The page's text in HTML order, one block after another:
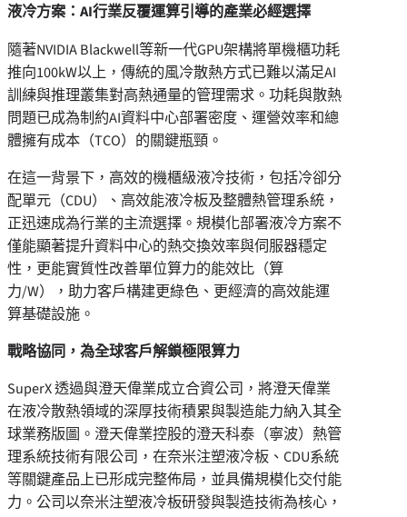
液冷方案： AI行業反覆運算引導的產業必經選擇
隨著NVIDIA Blackwell等新一代GPU架構將單機櫃功耗
推向100kW以上，傳統的風冷散熱方式已難以滿足AI
訓練與推理叢集對高熱通量的管理需求。功耗與散熱
問題已成為制約AI資料中心部署密度、運營效率和總
體擁有成本（TCO）的關鍵瓶頸。
在這一背景下，高效的機櫃級液冷技術，包括冷卻分
配單元（CDU）、高效能液冷板及整體熱管理系統，
正迅速成為行業的主流選擇。規模化部署液冷方案不
僅能顯著提升資料中心的熱交換效率與伺服器穩定
性，更能實質性改善單位算力的能效比（算
力/W），助力客戶構建更綠色、更經濟的高效能運
算基礎設施。
戰略協同，為全球客戶解鎖極限算力
SuperX 透過與澄天偉業成立合資公司，將澄天偉業
在液冷散熱領域的深厚技術積累與製造能力納入其全
球業務版圖。澄天偉業控股的澄天科泰（寧波）熱管
理系統技術有限公司，在奈米注塑液冷板、CDU系統
等關鍵產品上已形成完整佈局，並具備規模化交付能
力。公司以奈米注塑液冷板研發與製造技術為核心，